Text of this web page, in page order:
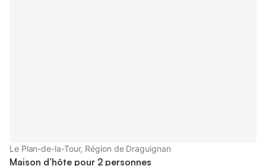
Le Plan-de-la-Tour, Région de Draguignan
Maison d’hôte pour 2 personnes